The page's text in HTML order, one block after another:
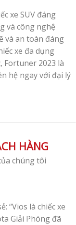
xe SUV đáng
và công nghệ
và an toàn đáng
xe đa dụng
Fortuner 2023 là
hệ ngay với đại lý
HÀNG
chúng tôi
“Vios là chiếc xe
Giải Phóng đã